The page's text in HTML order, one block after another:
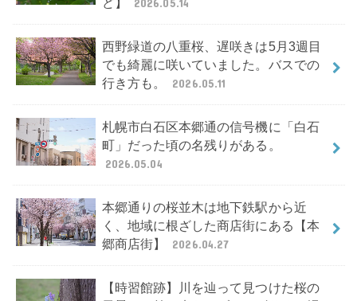
ど】
2026.05.14
西野緑道の八重桜、遅咲きは5月3週目
でも綺麗に咲いていました。バスでの
行き方も。
2026.05.11
札幌市白石区本郷通の信号機に「白石
町」だった頃の名残りがある。
2026.05.04
本郷通りの桜並木は地下鉄駅から近
く、地域に根ざした商店街にある【本
郷商店街】
2026.04.27
【時習館跡】川を辿って見つけた桜の